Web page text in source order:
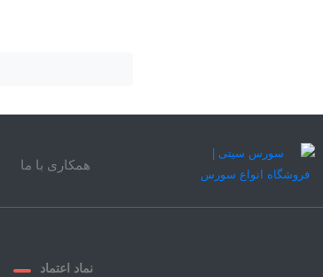
همکاری با ما
نماد اعتماد